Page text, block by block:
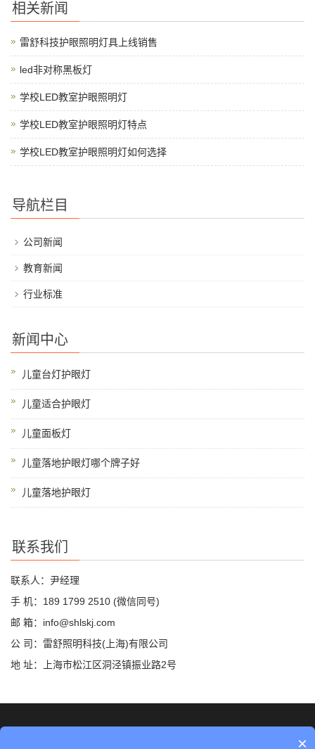
相关新闻
雷舒科技护眼照明灯具上线销售
led非对称黑板灯
学校LED教室护眼照明灯
学校LED教室护眼照明灯特点
学校LED教室护眼照明灯如何选择
导航栏目
公司新闻
教育新闻
行业标准
新闻中心
儿童台灯护眼灯
儿童适合护眼灯
儿童面板灯
儿童落地护眼灯哪个牌子好
儿童落地护眼灯
联系我们
联系人：尹经理
手 机：189 1799 2510 (微信同号)
邮 箱：info@shlskj.com
公 司：雷舒照明科技(上海)有限公司
地 址：上海市松江区洞泾镇振业路2号
×